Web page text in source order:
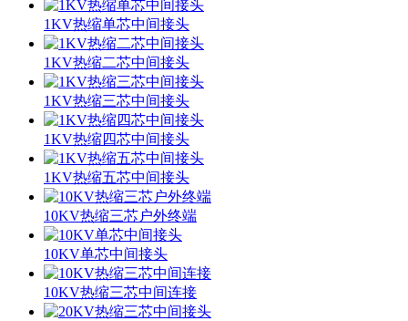
1KV热缩单芯中间接头
1KV热缩二芯中间接头
1KV热缩三芯中间接头
1KV热缩四芯中间接头
1KV热缩五芯中间接头
10KV热缩三芯户外终端
10KV单芯中间接头
10KV热缩三芯中间连接